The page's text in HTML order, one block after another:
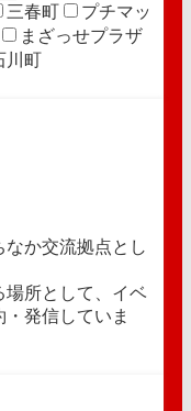
三春町
プチマッ
まざっせプラザ
川町
なか交流拠点とし
所として、イベ
発信していま